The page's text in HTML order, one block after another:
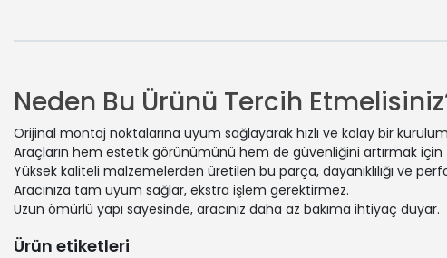
Neden Bu Ürünü Tercih
Orijinal montaj noktalarına uyum sağlayarak hızlı ve kolay bir
Araçların hem estetik görünümünü hem de güvenliğini artırmak için
Yüksek kaliteli malzemelerden üretilen bu parça, dayanıklılığı ve
Aracınıza tam uyum sağlar, ekstra işlem gerektirmez.
Uzun ömürlü yapı sayesinde, aracınız daha az bakıma ihtiyaç duyar.
Ürün etiketleri